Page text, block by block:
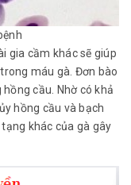
gia cầm khác sẽ giúp
máu gà. Đơn bào
cầu. Nhờ có khả
hồng cầu và bạch
khác của gà gây